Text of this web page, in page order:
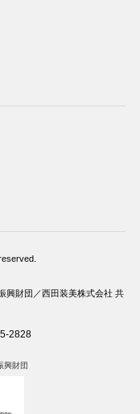
興財団／西田装美株式会社 共
2828
興財団